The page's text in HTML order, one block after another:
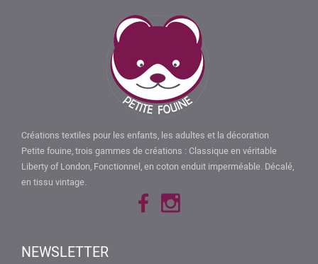
Créations textiles pour les enfants, les adultes et la décoration
Petite fouine, trois gammes de créations : Classique en véritable
Liberty of London, Fonctionnel, en coton enduit imperméable. Décalé,
en tissu vintage.
NEWSLETTER